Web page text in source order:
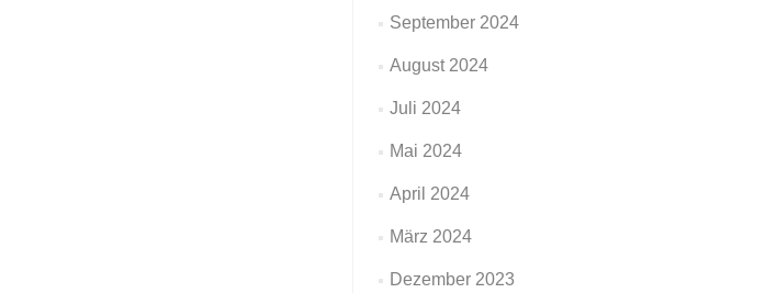
September 2024
August 2024
Juli 2024
Mai 2024
April 2024
März 2024
Dezember 2023